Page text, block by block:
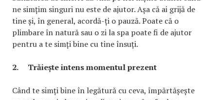
ne simțim singuri nu este de ajutor. Așa că ai grijă de
tine și, în general, acordă-ți o pauză. Poate că o
plimbare în natură sau o zi la spa poate fi de ajutor
pentru a te simți bine cu tine însuți.
2. Trăiește intens momentul prezent
Când te simți bine în legătură cu ceva, împărtășește